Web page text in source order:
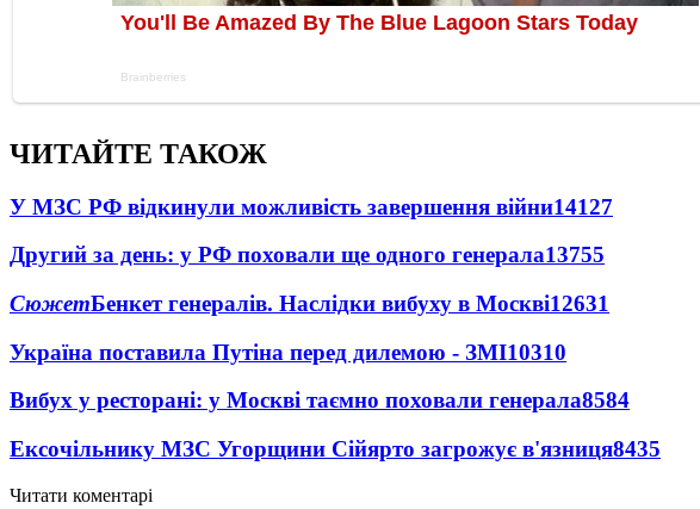
ЧИТАЙТЕ ТАКОЖ
У МЗС РФ відкинули можливість завершення війни14127
Другий за день: у РФ поховали ще одного генерала13755
СюжетБенкет генералів. Наслідки вибуху в Москві12631
Україна поставила Путіна перед дилемою - ЗМІ10310
Вибух у ресторані: у Москві таємно поховали генерала8584
Ексочільнику МЗС Угорщини Сійярто загрожує в'язниця8435
Читати коментарі